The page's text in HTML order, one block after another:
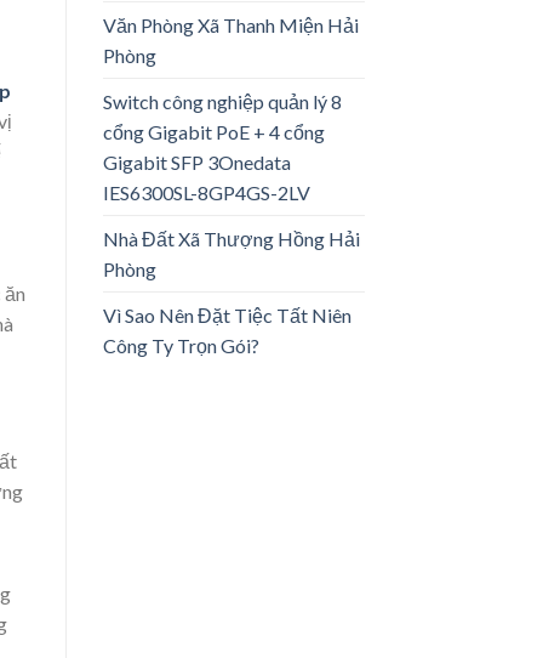
Văn Phòng Xã Thanh Miện Hải
Phòng
Switch công nghiệp quản lý 8
cổng Gigabit PoE + 4 cổng
Gigabit SFP 3Onedata
IES6300SL-8GP4GS-2LV
Nhà Đất Xã Thượng Hồng Hải
Phòng
Vì Sao Nên Đặt Tiệc Tất Niên
Công Ty Trọn Gói?